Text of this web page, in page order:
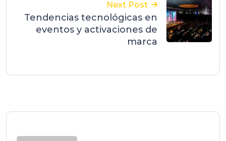
Next Post
Tendencias tecnológicas en
eventos y activaciones de
marca